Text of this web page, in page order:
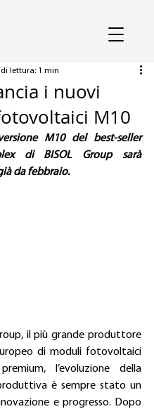
i nuovi
M10
di lettura: 1 min
M10 del best-seller
di BISOL Group sarà
da febbraio.
il più grande produttore
di moduli fotovoltaici
l’evoluzione della
è sempre stato un
e progresso. Dopo